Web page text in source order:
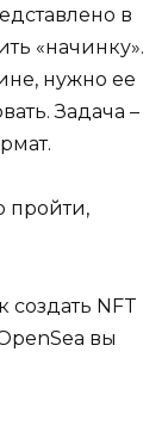
в
«начинку».
нужно ее
Задача –
пройти,
NFT
вы